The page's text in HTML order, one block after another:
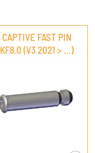
CAPTIVE FAST PIN
KF8.0 (V3 2021 > …)